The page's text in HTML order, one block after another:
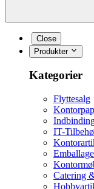
Close
Produkter
Kategorier
Flyttesalg
IT-
Catering